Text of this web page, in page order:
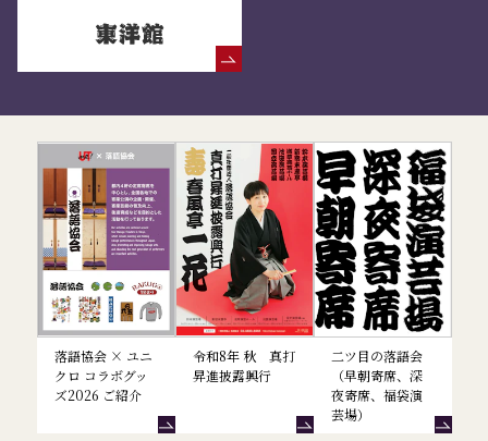
落語協会 × ユニ
クロ コラボグッ
ズ2026 ご紹介
令和8年 秋 真打
昇進披露興行
二ツ目の落語会
（早朝寄席、深
夜寄席、福袋演
芸場）